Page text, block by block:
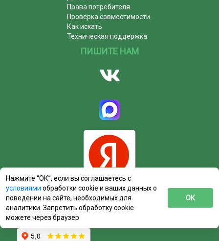
Права потребителя
Проверка совместимости
Как искать
Техническая поддержка
ПИШИТЕ НАМ
Нажмите “ОК”, если вы соглашаетесь с
условиями обработки cookie и ваших данных о
поведении на сайте, необходимых для
аналитики. Запретить обработку cookie
можете через браузер
ОК